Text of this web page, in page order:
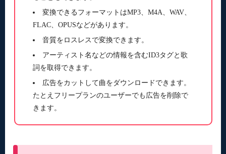
変換できるフォーマットはMP3、M4A、WAV、
FLAC、OPUSなどがあります。
音質をロスレスで変換できます。
アーティスト名などの情報を含むID3タグと歌
詞を取得できます。
広告をカットして曲をダウンロードできます。
たとえフリープランのユーザーでも広告を削除で
きます。